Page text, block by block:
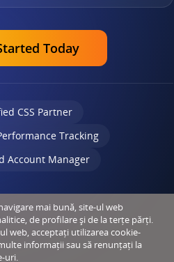
Today
CSS Partner
Tracking
Account Manager
mai bună, site-ul web
de profilare și de la terțe părți.
web, acceptați utilizarea cookie-
informații sau să renunțați la
uri.